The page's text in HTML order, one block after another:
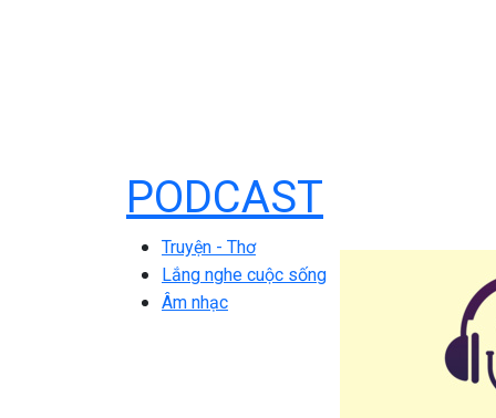
PODCAST
Truyện - Thơ
Lắng nghe cuộc sống
Âm nhạc